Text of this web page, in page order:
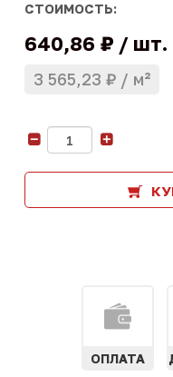
СТОИМОСТЬ:
640,86 ₽ шт.
3 565,23 ₽ м²
ОПЛАТА